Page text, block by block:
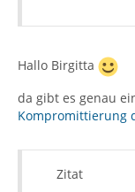
Hallo Birgitta
da gibt es genau
Kompromittierung
Zitat